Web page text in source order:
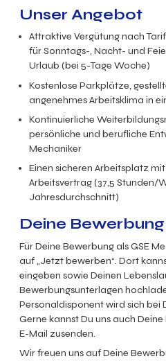
Unser Angebot
Attraktive Vergütung nach
für Sonntags-, Nacht- und
Urlaub (bei 5-Tage Woche)
Kostenlose Parkplätze,
angenehmes Arbeitsklima in
Kontinuierliche
persönliche und berufliche
Mechaniker
Einen sicheren Arbeitsplatz
Arbeitsvertrag (37,5 Stunden/
Jahresdurchschnitt)
Deine Bewerbung
Für Deine Bewerbung als GSE
auf „Jetzt bewerben“. Dort
eingeben sowie Deinen
Bewerbungsunterlagen
Personaldisponent wird sich bei
Gerne kannst Du uns auch
E-Mail zusenden.
Wir freuen uns auf Deine